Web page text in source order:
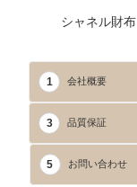
シャネル財布
1 会社概要
3 品質保証
5 お問い合わせ